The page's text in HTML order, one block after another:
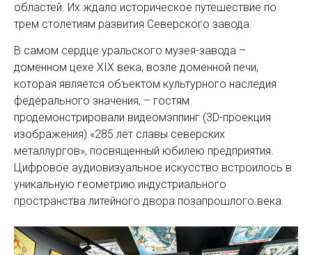
областей. Их ждало историческое путешествие по
трем столетиям развития Северского завода.
В самом сердце уральского музея-завода –
доменном цехе XIX века, возле доменной печи,
которая является объектом культурного наследия
федерального значения, – гостям
продемонстрировали видеомэппинг (3D-проекция
изображения) «285 лет славы северских
металлургов», посвященный юбилею предприятия.
Цифровое аудиовизуальное искусство встроилось в
уникальную геометрию индустриального
пространства литейного двора позапрошлого века.